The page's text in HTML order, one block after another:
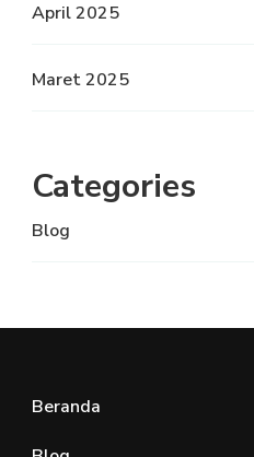
April 2025
Maret 2025
Categories
Blog
Beranda